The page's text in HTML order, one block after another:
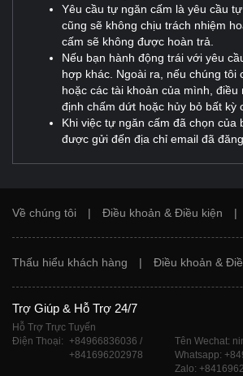
Yêu cầu tự ngăn cấm là yêu cầu
cũng sẽ không chịu trách nhiệm
cấm sẽ không được hoàn trả.
Nếu bạn hành động trái với yêu
hợp khác. Ngoài ra, nếu chúng
hoặc các tài khoản của mình,
định chấm dứt hoặc hủy bỏ bất
Khi việc tự ngăn cấm đã chọn
được gửi đến địa chỉ email đã
Về chúng tôi | Điều khoản & Điều kiện |
Thấu hiểu khách hàng | Điều khoản &
Trợ Giúp & Hỗ Trợ 24/7
Hỗ Trợ Trực Tuyến
Điện Thoại: +84966836036 /
+841696202978
Tên Wechat:
Whatsapp:
Zalo: